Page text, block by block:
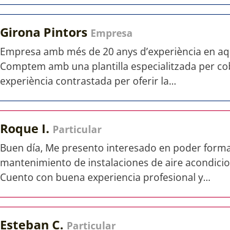
Girona Pintors Empresa
Empresa amb més de 20 anys d’experiència en
Comptem amb una plantilla especialitzada per
experiència contrastada per oferir la...
Roque I. Particular
Buen día, Me presento interesado en poder
mantenimiento de instalaciones de aire
Cuento con buena experiencia profesional y...
Esteban C. Particular